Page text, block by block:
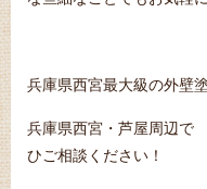
兵庫県西宮最大級の外壁
兵庫県西宮・芦屋周辺で
ひご相談ください！